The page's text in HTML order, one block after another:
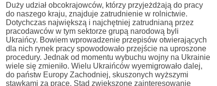
Duży udział obcokrajowców, którzy przyjeżdżają do pracy
do naszego kraju, znajduje zatrudnienie w rolnictwie.
Dotychczas największą i najchętniej zatrudnianą przez
pracodawców w tym sektorze grupą narodową byli
Ukraińcy. Bowiem wprowadzenie przepisów otwierających
dla nich rynek pracy spowodowało przejście na uproszone
procedury. Jednak od momentu wybuchu wojny na Ukrainie
wiele się zmieniło. Wielu Ukraińców wyemigrowało dalej,
do państw Europy Zachodniej, skuszonych wyższymi
stawkami za pracę. Stąd zwiększone zainteresowanie